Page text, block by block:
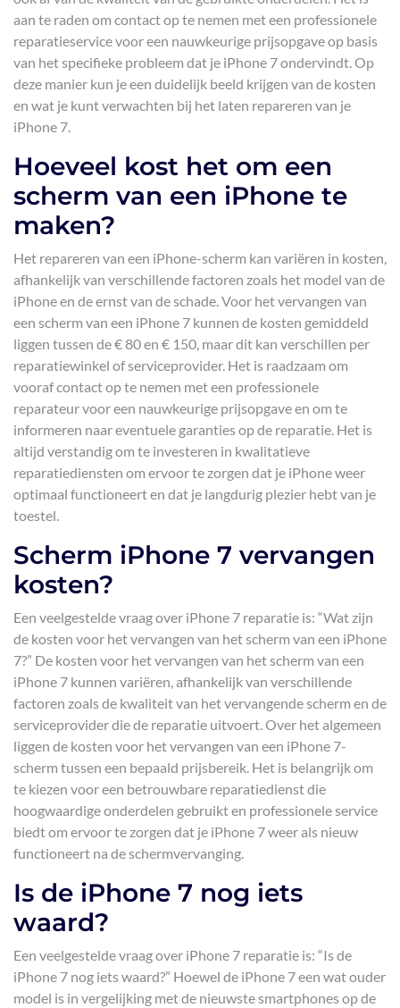
aan te raden om contact op te nemen met een professionele
reparatieservice voor een nauwkeurige prijsopgave op basis
van het specifieke probleem dat je iPhone 7 ondervindt. Op
deze manier kun je een duidelijk beeld krijgen van de kosten
en wat je kunt verwachten bij het laten repareren van je
iPhone 7.
Hoeveel kost het om een
scherm van een iPhone te
maken?
Het repareren van een iPhone-scherm kan variëren in kosten,
afhankelijk van verschillende factoren zoals het model van de
iPhone en de ernst van de schade. Voor het vervangen van
een scherm van een iPhone 7 kunnen de kosten gemiddeld
liggen tussen de € 80 en € 150, maar dit kan verschillen per
reparatiewinkel of serviceprovider. Het is raadzaam om
vooraf contact op te nemen met een professionele
reparateur voor een nauwkeurige prijsopgave en om te
informeren naar eventuele garanties op de reparatie. Het is
altijd verstandig om te investeren in kwalitatieve
reparatiediensten om ervoor te zorgen dat je iPhone weer
optimaal functioneert en dat je langdurig plezier hebt van je
toestel.
Scherm iPhone 7 vervangen
kosten?
Een veelgestelde vraag over iPhone 7 reparatie is: “Wat zijn
de kosten voor het vervangen van het scherm van een iPhone
7?” De kosten voor het vervangen van het scherm van een
iPhone 7 kunnen variëren, afhankelijk van verschillende
factoren zoals de kwaliteit van het vervangende scherm en de
serviceprovider die de reparatie uitvoert. Over het algemeen
liggen de kosten voor het vervangen van een iPhone 7-
scherm tussen een bepaald prijsbereik. Het is belangrijk om
te kiezen voor een betrouwbare reparatiedienst die
hoogwaardige onderdelen gebruikt en professionele service
biedt om ervoor te zorgen dat je iPhone 7 weer als nieuw
functioneert na de schermvervanging.
Is de iPhone 7 nog iets
waard?
Een veelgestelde vraag over iPhone 7 reparatie is: “Is de
iPhone 7 nog iets waard?” Hoewel de iPhone 7 een wat ouder
model is in vergelijking met de nieuwste smartphones op de